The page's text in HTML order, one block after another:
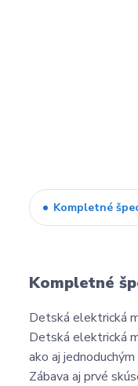
Kompletné
Kompletné
Detská elektrická
Detská elektrická
ako aj
Zábava aj prvé